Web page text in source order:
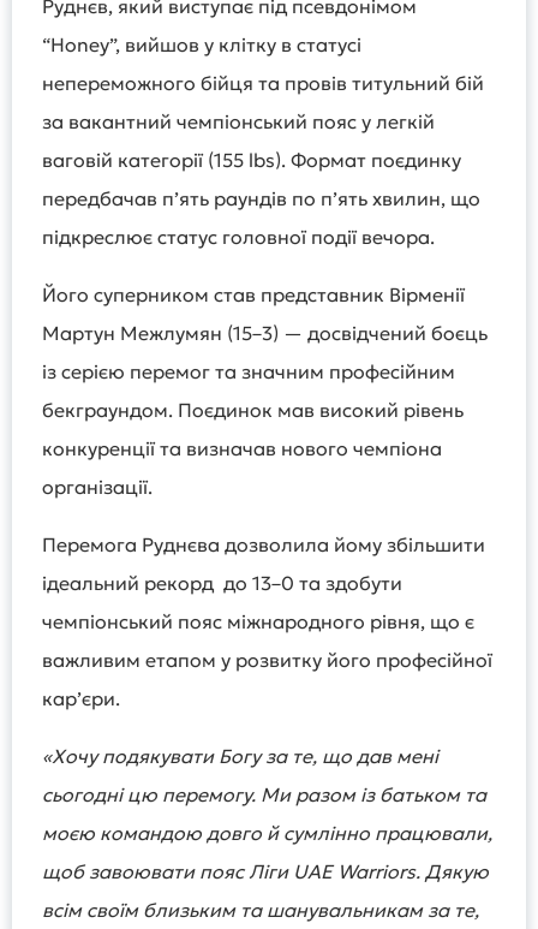
Руднєв, який виступає під псевдонімом
“Honey”, вийшов у клітку в статусі
непереможного бійця та провів титульний бій
за вакантний чемпіонський пояс у легкій
ваговій категорії (155 lbs). Формат поєдинку
передбачав п’ять раундів по п’ять хвилин, що
підкреслює статус головної події вечора.
Його суперником став представник Вірменії
Мартун Межлумян (15–3) — досвідчений боєць
із серією перемог та значним професійним
бекграундом. Поєдинок мав високий рівень
конкуренції та визначав нового чемпіона
організації.
Перемога Руднєва дозволила йому збільшити
ідеальний рекорд до 13–0 та здобути
чемпіонський пояс міжнародного рівня, що є
важливим етапом у розвитку його професійної
кар’єри.
«Хочу подякувати Богу за те, що дав мені
сьогодні цю перемогу. Ми разом із батьком та
моєю командою довго й сумлінно працювали,
щоб завоювати пояс Ліги UAE Warriors. Дякую
всім своїм близьким та шанувальникам за те,